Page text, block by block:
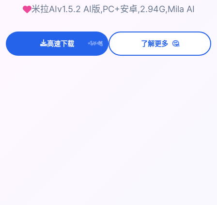
米拉AIv1.5.2 AI版,PC+安卓,2.94G,Mila AI
高速下载 ✨
⭐
💫 了解更多 🤔